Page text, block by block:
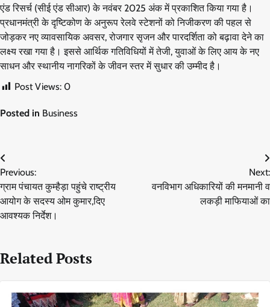
एंड रिसर्च (सीई एंड सीआर) के नवंबर 2025 अंक में प्रकाशित किया गया है।
प्रधानमंत्री के दृष्टिकोण के अनुरूप रेलवे स्टेशनों को निजीकरण की पहल से
जोड़कर नए व्यावसायिक अवसर, रोजगार सृजन और पारदर्शिता को बढ़ावा देने का
लक्ष्य रखा गया है। इससे आर्थिक गतिविधियों में तेजी, युवाओं के लिए आय के नए
साधन और स्थानीय नागरिकों के जीवन स्तर में सुधार की उम्मीद है।
Post Views: 0
Posted in Business
Post
navigation
Previous:
ग्राम पंचायत कुम्हैड़ा पहुंचे राष्ट्रीय
आयोग के सदस्य ओम कुमार,दिए
आवश्यक निर्देश।
Next:
वनविभाग अधिकारियों की मनमानी व
लकड़ी माफियाओं का
Related Posts